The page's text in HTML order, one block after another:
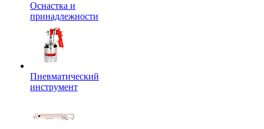
Оснастка и
принадлежности
Пневматический
инструмент